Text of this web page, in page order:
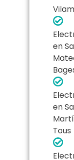
en
en
Tous